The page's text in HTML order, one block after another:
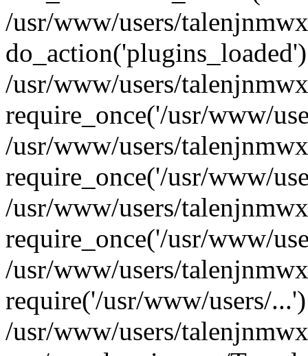
/usr/www/users/
/usr/www/users/
require_once('/usr/www/
/usr/www/users/
require_once('/usr/www/
/usr/www/users/
require_once('/usr/www/
/usr/www/users/
require('/usr/www/users/
/usr/www/users/